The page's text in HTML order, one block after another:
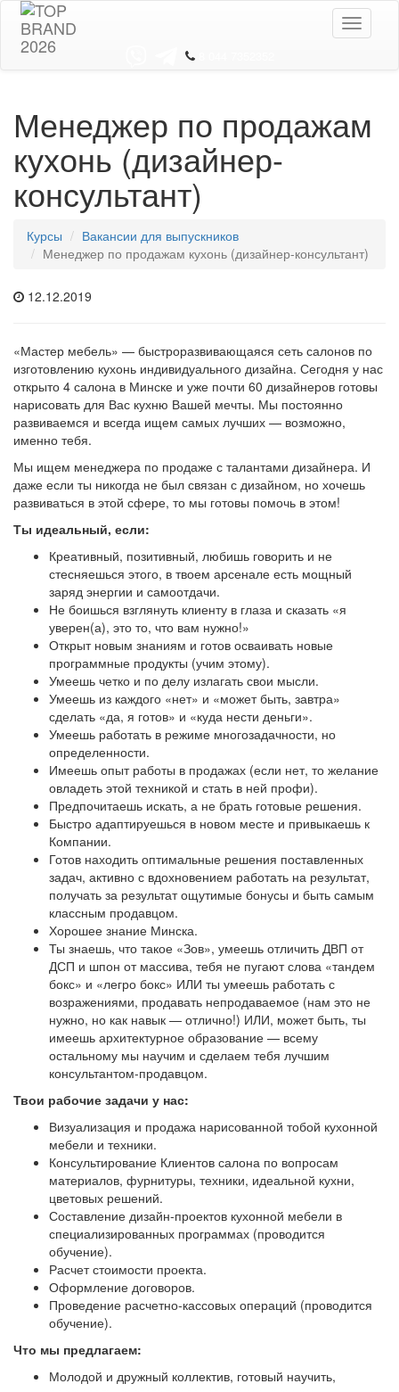
Toggle
Менеджер по продажам
кухонь (дизайнер-
консультант)
Курсы
Вакансии для выпускников
Менеджер по продажам кухонь (дизайнер-консультант)
12.12.2019
«Мастер мебель» — быстроразвивающаяся сеть салонов по
изготовлению кухонь индивидуального дизайна. Сегодня у нас
открыто 4 салона в Минске и уже почти 60 дизайнеров готовы
нарисовать для Вас кухню Вашей мечты. Мы постоянно
развиваемся и всегда ищем самых лучших — возможно,
именно тебя.
Мы ищем менеджера по продаже с талантами дизайнера. И
даже если ты никогда не был связан с дизайном, но хочешь
развиваться в этой сфере, то мы готовы помочь в этом!
Ты идеальный, если:
Креативный, позитивный, любишь говорить и не
стесняешься этого, в твоем арсенале есть мощный
заряд энергии и самоотдачи.
Не боишься взглянуть клиенту в глаза и сказать «я
уверен(а), это то, что вам нужно!»
Открыт новым знаниям и готов осваивать новые
программные продукты (учим этому).
Умеешь четко и по делу излагать свои мысли.
Умеешь из каждого «нет» и «может быть, завтра»
сделать «да, я готов» и «куда нести деньги».
Умеешь работать в режиме многозадачности, но
определенности.
Имеешь опыт работы в продажах (если нет, то желание
овладеть этой техникой и стать в ней профи).
Предпочитаешь искать, а не брать готовые решения.
Быстро адаптируешься в новом месте и привыкаешь к
Компании.
Готов находить оптимальные решения поставленных
задач, активно с вдохновением работать на результат,
получать за результат ощутимые бонусы и быть самым
классным продавцом.
Хорошее знание Минска.
Ты знаешь, что такое «Зов», умеешь отличить ДВП от
ДСП и шпон от массива, тебя не пугают слова «тандем
бокс» и «легро бокс» ИЛИ ты умеешь работать с
возражениями, продавать непродаваемое (нам это не
нужно, но как навык — отлично!) ИЛИ, может быть, ты
имеешь архитектурное образование — всему
остальному мы научим и сделаем тебя лучшим
консультантом-продавцом.
Твои рабочие задачи у нас:
Визуализация и продажа нарисованной тобой кухонной
мебели и техники.
Консультирование Клиентов салона по вопросам
материалов, фурнитуры, техники, идеальной кухни,
цветовых решений.
Составление дизайн-проектов кухонной мебели в
специализированных программах (проводится
обучение).
Расчет стоимости проекта.
Оформление договоров.
Проведение расчетно-кассовых операций (проводится
обучение).
Что мы предлагаем:
Молодой и дружный коллектив, готовый научить,